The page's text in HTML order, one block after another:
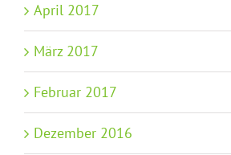
April 2017
März 2017
Februar 2017
Dezember 2016